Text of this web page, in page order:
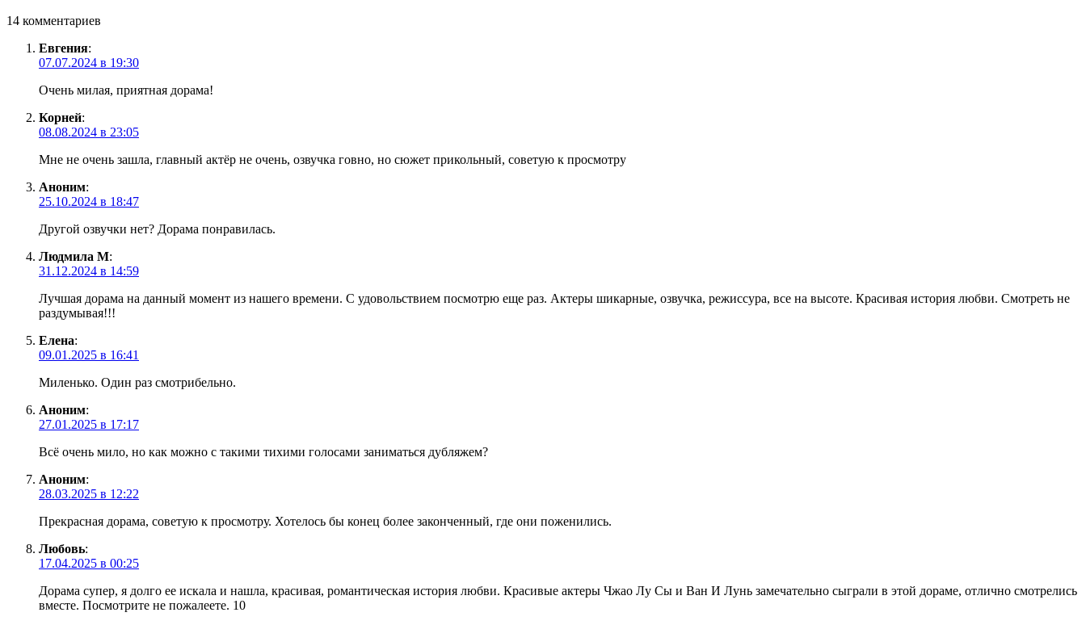
14 комментариев
Евгения:
07.07.2024 в 19:30
Очень милая, приятная дорама!
Корней:
08.08.2024 в 23:05
Мне не очень зашла, главный актёр не очень, озвучка говно, но сюжет прикольный, советую к просмотру
Аноним:
25.10.2024 в 18:47
Другой озвучки нет? Дорама понравилась.
Людмила М:
31.12.2024 в 14:59
Лучшая дорама на данный момент из нашего времени. С удовольствием посмотрю еще раз. Актеры шикарные, озвучка, режиссура, все на высоте. Красивая история любви. Смотреть не
раздумывая!!!
Елена:
09.01.2025 в 16:41
Миленько. Один раз смотрибельно.
Аноним:
27.01.2025 в 17:17
Всё очень мило, но как можно с такими тихими голосами заниматься дубляжем?
Аноним:
28.03.2025 в 12:22
Прекрасная дорама, советую к просмотру. Хотелось бы конец более законченный, где они поженились.
Любовь:
17.04.2025 в 00:25
Дорама супер, я долго ее искала и нашла, красивая, романтическая история любви. Красивые актеры Чжао Лу Сы и Ван И Лунь замечательно сыграли в этой дораме, отлично смотрелись
вместе. Посмотрите не пожалеете. 10